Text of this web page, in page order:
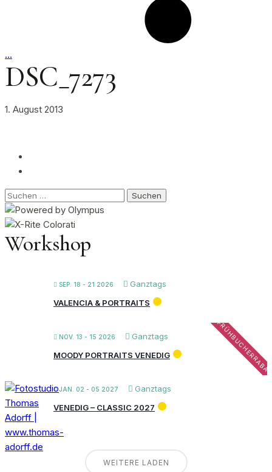
…
DSC_7273
1. August 2013
Suchen
nach:
Workshop
SEP. 18 - 21 2026
Ganztags
VALENCIA & PORTRAITS
NOV. 13 - 15 2026 Ganztags
MOODY PORTRAITS VENEDIG
JAN. 02 - 05 2027
Ganztags
VENEDIG – CLASSIC 2027
WEITERE LADEN